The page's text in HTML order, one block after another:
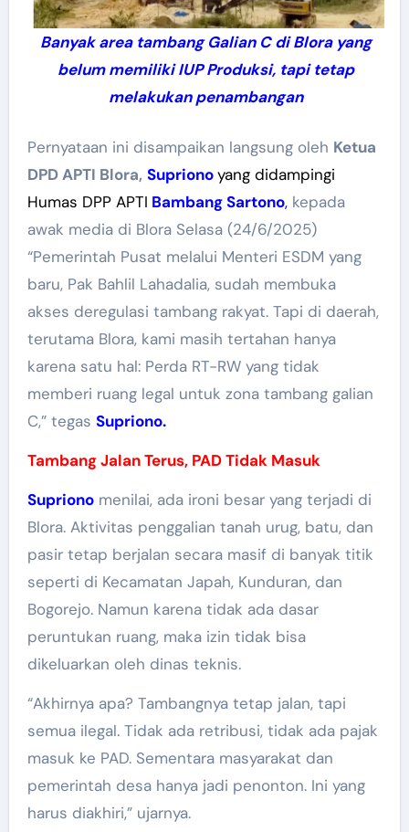
Banyak area tambang Galian C di Blora yang
belum memiliki IUP Produksi, tapi tetap
melakukan penambangan
Pernyataan ini disampaikan langsung oleh Ketua
DPD APTI Blora, Suprionoyang didampingi
Humas DPP APTI Bambang Sartono,kepada
awak media di Blora Selasa (24/6/2025)
“Pemerintah Pusat melalui Menteri ESDM yang
baru, Pak Bahlil Lahadalia, sudah membuka
akses deregulasi tambang rakyat. Tapi di daerah,
terutama Blora, kami masih tertahan hanya
karena satu hal: Perda RT-RW yang tidak
memberi ruang legal untuk zona tambang galian
C,” tegas Supriono.
Tambang Jalan Terus, PAD Tidak Masuk
Suprionomenilai, ada ironi besar yang terjadi di
Blora. Aktivitas penggalian tanah urug, batu, dan
pasir tetap berjalan secara masif di banyak titik
seperti di Kecamatan Japah, Kunduran, dan
Bogorejo. Namun karena tidak ada dasar
peruntukan ruang, maka izin tidak bisa
dikeluarkan oleh dinas teknis.
“Akhirnya apa? Tambangnya tetap jalan, tapi
semua ilegal. Tidak ada retribusi, tidak ada pajak
masuk ke PAD. Sementara masyarakat dan
pemerintah desa hanya jadi penonton. Ini yang
harus diakhiri,” ujarnya.